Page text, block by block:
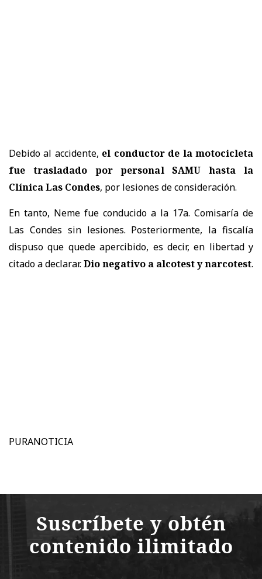
Debido al accidente, el conductor de la motocicleta
fue trasladado por personal SAMU hasta la
Clínica Las Condes, por lesiones de consideración.
En tanto, Neme fue conducido a la 17a. Comisaría de
Las Condes sin lesiones. Posteriormente, la fiscalía
dispuso que quede apercibido, es decir, en libertad y
citado a declarar.Dio negativo a alcotest y narcotest.
PURANOTICIA